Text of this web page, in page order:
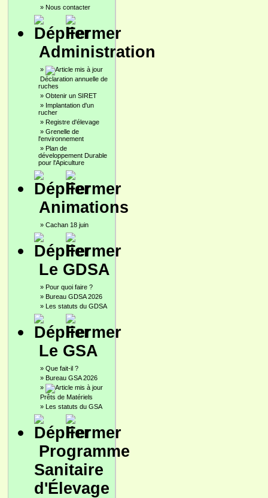
» Nous contacter
Administration
»
Déclaration annuelle de
ruches
» Obtenir un SIRET
» Implantation d'un
rucher
» Registre d'élevage
» Grenelle de
l'environnement
» Plan de
développement Durable
pour l'Apiculture
Animations
» Cachan 18 juin
Le GDSA
» Pour quoi faire ?
» Bureau GDSA 2026
» Les statuts du GDSA
Le GSA
» Que fait-il ?
» Bureau GSA 2026
»
Prêts de Matériels
» Les statuts du GSA
Programme
Sanitaire
d'Élevage